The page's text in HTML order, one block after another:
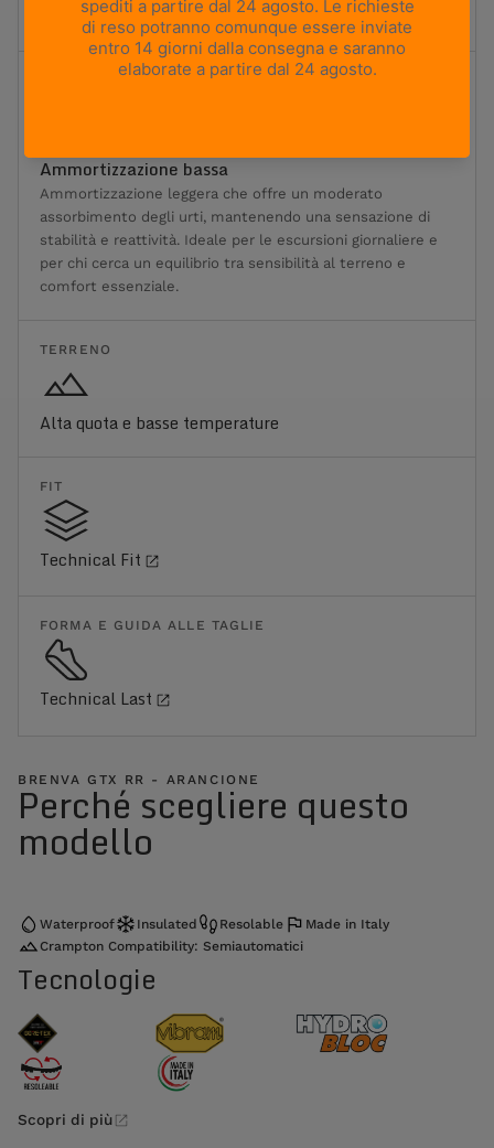
ed è progettata per il trasporto di carichi pesanti.
Ammortizzazione bassa
Ammortizzazione leggera che offre un moderato
assorbimento degli urti, mantenendo una sensazione di
stabilità e reattività. Ideale per le escursioni giornaliere e
per chi cerca un equilibrio tra sensibilità al terreno e
comfort essenziale.
TERRENO
Alta quota e basse temperature
FIT
Technical Fit
FORMA E GUIDA ALLE TAGLIE
Technical Last
BRENVA GTX RR - ARANCIONE
Perché scegliere questo
modello
Waterproof Insulated Resolable
Made in Italy
Crampton Compatibility: Semiautomatici
Tecnologie
Scopri di più